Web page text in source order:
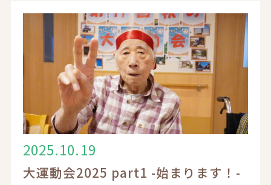
2025.10.19
大運動会2025 part1 -始まります！-